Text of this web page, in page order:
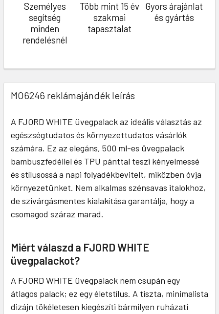
Személyes
segítség
minden
rendelésnél
Több mint 15 év
szakmai
tapasztalat
Gyors árajánlat
és gyártás
MO6246 reklámajándék leírás
A FJORD WHITE üvegpalack az ideális választás az
egészségtudatos és környezettudatos vásárlók
számára. Ez az elegáns, 500 ml-es üvegpalack
bambuszfedéllel és TPU pánttal teszi kényelmessé
és stílusossá a napi folyadékbevitelt, miközben óvja
környezetünket. Nem alkalmas szénsavas italokhoz,
de szivárgásmentes kialakítása garantálja, hogy a
csomagod száraz marad.
Miért válaszd a FJORD WHITE
üvegpalackot?
A FJORD WHITE üvegpalack nem csupán egy
átlagos palack; ez egy életstílus. A tiszta, minimalista
dizájn tökéletesen kiegészíti bármilyen ruházati